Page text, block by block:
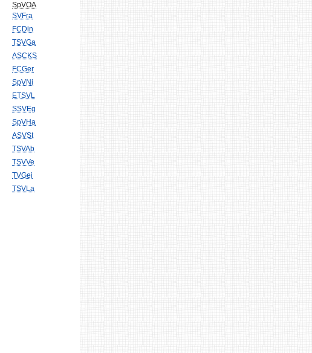
SpVOA
SVFra
FCDin
TSVGa
ASCKS
FCGer
SpVNi
ETSVL
SSVEg
SpVHa
ASVSt
TSVAb
TSVVe
TVGei
TSVLa